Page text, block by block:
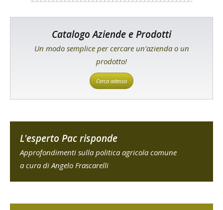
Catalogo Aziende e Prodotti
Un modo semplice per cercare un'azienda o un
prodotto!
Cerca adesso
L'esperto Pac risponde
Approfondimenti sulla politica agricola comune
a cura di Angelo Frascarelli